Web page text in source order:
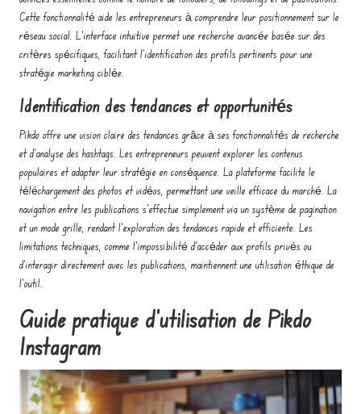
Cette fonctionnalité aide les entrepreneurs à comprendre leur positionnement sur le
réseau social. L’interface intuitive permet une recherche avancée basée sur des
critères spécifiques, facilitant l’identification des profils pertinents pour une
stratégie marketing ciblée.
Identification des tendances et opportunités
Pikdo offre une vision claire des tendances grâce à ses fonctionnalités de recherche
et d’analyse des hashtags. Les entrepreneurs peuvent explorer les contenus
populaires et adapter leur stratégie en conséquence. La plateforme facilite le
téléchargement des photos et vidéos, permettant une veille efficace du marché. La
navigation entre les publications s’effectue simplement via un système de pagination
et un mode grille, rendant l’exploration des tendances rapide et efficiente. Les
limitations techniques, comme l’impossibilité d’accéder aux profils privés ou
d’interagir directement avec les publications, maintiennent une utilisation éthique de
l’outil.
Guide pratique d’utilisation de Pikdo
Instagram